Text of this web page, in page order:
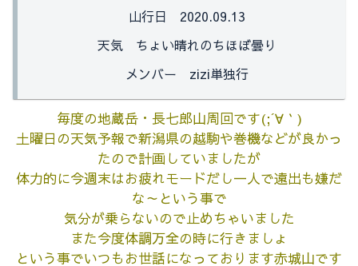
山行日 2020.09.13
天気 ちょい晴れのちほぼ曇り
メンバー zizi単独行
毎度の地蔵岳・長七郎山周回です(;´∀｀)
土曜日の天気予報で新潟県の越駒や巻機などが良かっ
たので計画していましたが
体力的に今週末はお疲れモードだし一人で遠出も嫌だ
な～という事で
気分が乗らないので止めちゃいました
また今度体調万全の時に行きましょ
という事でいつもお世話になっております赤城山です